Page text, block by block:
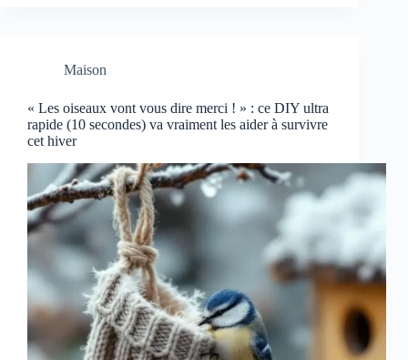
Maison
« Les oiseaux vont vous dire merci ! » : ce DIY ultra
rapide (10 secondes) va vraiment les aider à survivre
cet hiver